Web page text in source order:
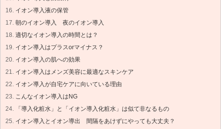
イオン導入液の保管
朝のイオン導入 夜のイオン導入
適切なイオン導入の時間とは？
イオン導入はプラスorマイナス？
イオン導入の肌への効果
イオン導入はメンズ美容に最適なスキンケア
イオン導入が自宅ケアに向いている理由
こんなイオン導入はNG
「導入化粧水」と「イオン導入化粧水」は似て非なるもの
イオン導入とイオン導出 間隔をあけずにやっても大丈夫？